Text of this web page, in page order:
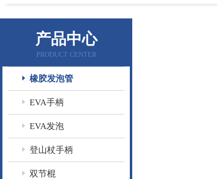
产品中心
PRODUCT CENTER
橡胶发泡管
EVA手柄
EVA发泡
登山杖手柄
双节棍